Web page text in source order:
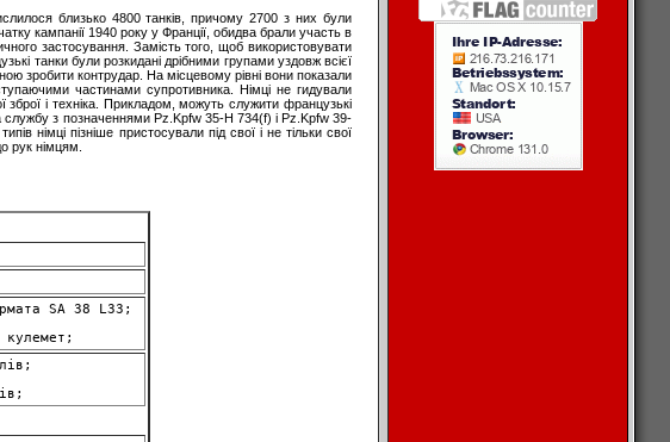
близько 4800 танків, причому 2700 з них були
кампанії 1940 року у Франції, обидва брали участь в
застосування. Замість того, щоб використовувати
танки були розкидані дрібними групами уздовж всієї
зробити контрудар. На місцевому рівні вони показали
частинами супротивника. Німці не гидували
зброї і техніка. Прикладом, можуть служити французькі
службу з позначеннями Pz.Kpfw 35-H 734(f) і Pz.Kpfw 39-
німці пізніше пристосували під свої і не тільки свої
рук німцям.
SA 38 L33;